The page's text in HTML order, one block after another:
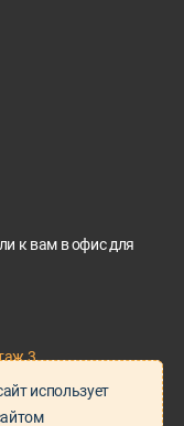
к вам в офис для
3
использует